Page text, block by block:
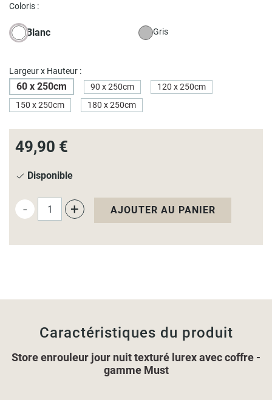
Coloris :
Blanc Gris
Largeur x Hauteur :
60 x 250cm 90 x 250cm
120 x 250cm
150 x 250cm
180 x 250cm
49,90 €
Disponible
- + AJOUTER AU PANIER
Caractéristiques du produit
Store enrouleur jour nuit texturé lurex avec coffre -
gamme Must